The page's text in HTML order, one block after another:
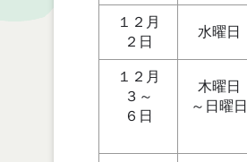
１２月
２日
水曜日
１２月
３～
６日
木曜日
～日曜日